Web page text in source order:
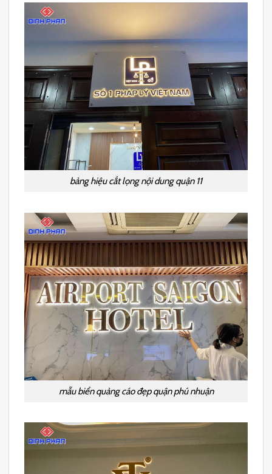
bảng hiệu cắt lọng nội dung quận 11
mẫu biển quảng cáo đẹp quận phú nhuận